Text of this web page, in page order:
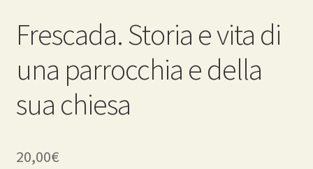
Frescada. Storia e vita di
una parrocchia e della
sua chiesa
20,00€